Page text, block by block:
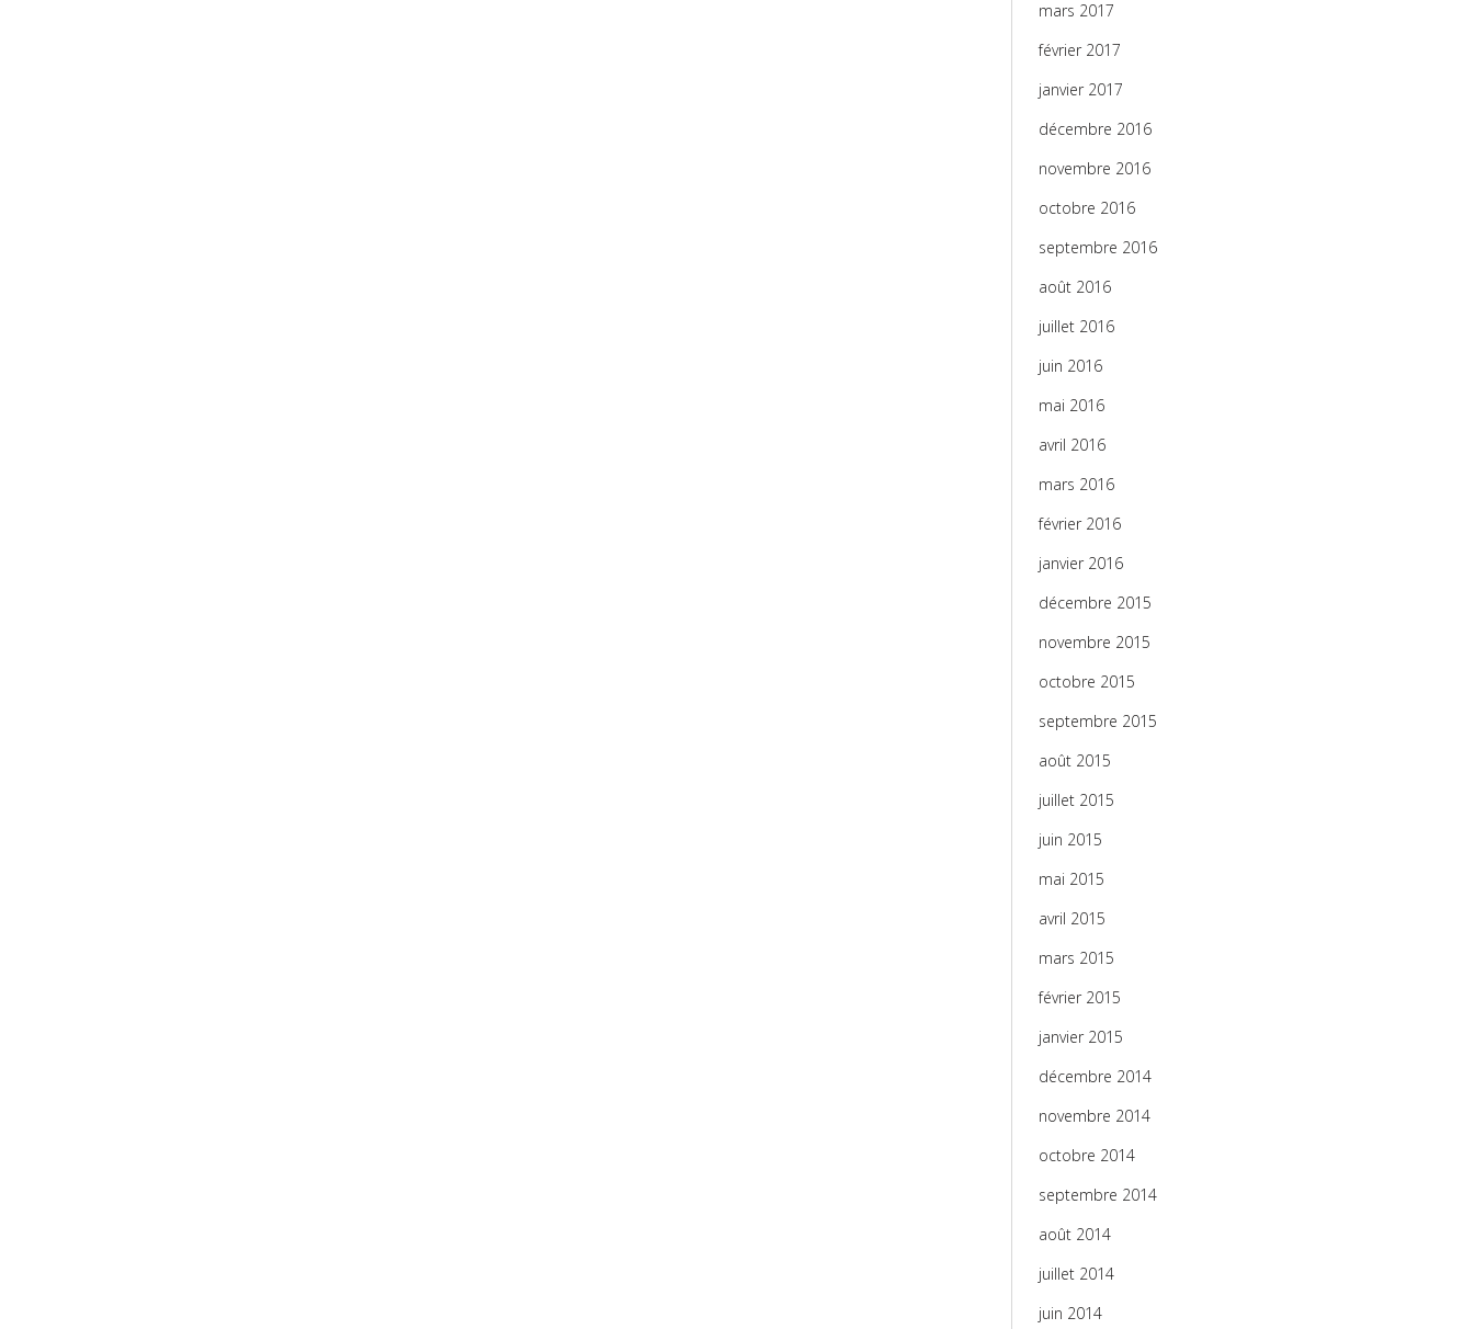
mars 2017
février 2017
janvier 2017
décembre 2016
novembre 2016
octobre 2016
septembre 2016
août 2016
juillet 2016
juin 2016
mai 2016
avril 2016
mars 2016
février 2016
janvier 2016
décembre 2015
novembre 2015
octobre 2015
septembre 2015
août 2015
juillet 2015
juin 2015
mai 2015
avril 2015
mars 2015
février 2015
janvier 2015
décembre 2014
novembre 2014
octobre 2014
septembre 2014
août 2014
juillet 2014
juin 2014